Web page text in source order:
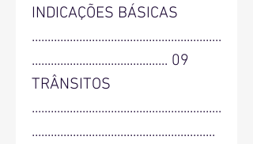
INDICAÇÕES BÁSICAS
............................................................
........................................... 09
TRÂNSITOS
............................................................
..........................................................